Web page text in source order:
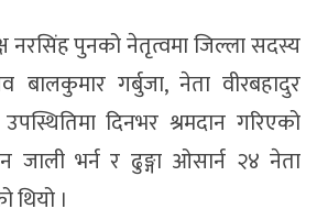
नरसिंह पुनको नेतृत्वमा जिल्ला सदस्य
बालकुमार गर्बुजा, नेता वीरबहादुर
दिनभर श्रमदान गरिएको
जाली भर्न र ढुङ्गा ओसार्न २४ नेता
थियो ।